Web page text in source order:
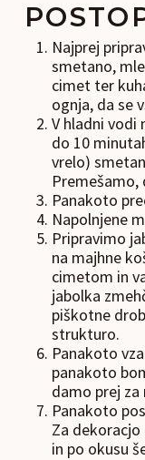
Najprej
smetano,
cimet ter
ognja, da se
V hladni vodi
do 10
vrelo)
Premešamo,
Panakoto
Napolnjene
Pripravimo
na majhne
cimetom in
jabolka
piškotne
strukturo.
Panakoto
panakoto
damo prej
Panakoto
Za
in po okusu